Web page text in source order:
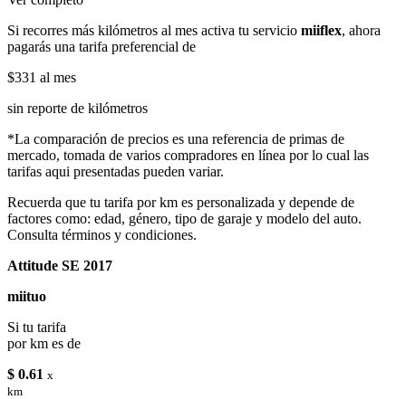
Si recorres más kilómetros al mes activa tu servicio miiflex, ahora
pagarás una tarifa preferencial de
$331 al mes
sin reporte de kilómetros
*La comparación de precios es una referencia de primas de
mercado, tomada de varios compradores en línea por lo cual las
tarifas aqui presentadas pueden variar.
Recuerda que tu tarifa por km es personalizada y depende de
factores como: edad, género, tipo de garaje y modelo del auto.
Consulta términos y condiciones.
Attitude SE 2017
miituo
Si tu tarifa
por km es de
$ 0.61 x
km